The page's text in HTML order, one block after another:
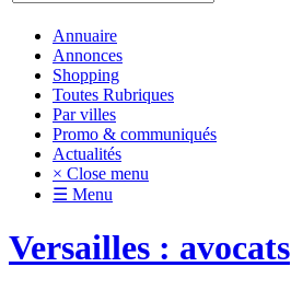
Annuaire
Annonces
Shopping
Toutes Rubriques
Par villes
Promo & communiqués
Actualités
× Close menu
☰ Menu
Versailles : avocats